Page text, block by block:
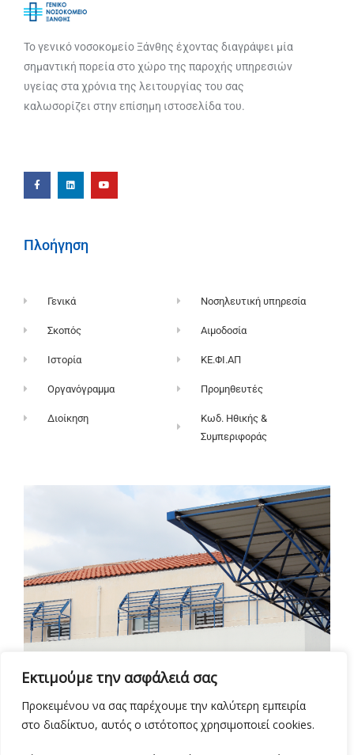
Εκτιμούμε την ασφάλειά σας
Προκειμένου να σας παρέχουμε την καλύτερη εμπειρία
στο διαδίκτυο, αυτός ο ιστότοπος χρησιμοποιεί cookies.
Το γενικό νοσοκομείο Ξάνθης έχοντας διαγράψει μία
σημαντική πορεία στο χώρο της παροχής υπηρεσιών
υγείας στα χρόνια της λειτουργίας του σας
καλωσορίζει στην επίσημη ιστοσελίδα του.
Πλοήγηση
Γενικά
Σκοπός
Ιστορία
Οργανόγραμμα
Διοίκηση
Νοσηλευτική υπηρεσία
Αιμοδοσία
ΚΕ.ΦΙ.ΑΠ
Προμηθευτές
Κωδ. Ηθικής &
Συμπεριφοράς